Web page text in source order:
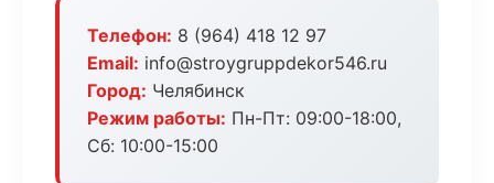
Телефон: 8 (964) 418 12 97
Email: info@stroygruppdekor546.ru
Город: Челябинск
Режим работы: Пн-Пт: 09:00-18:00,
Сб: 10:00-15:00